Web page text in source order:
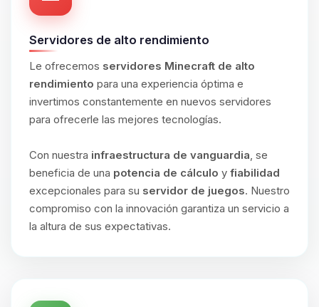
Servidores de alto rendimiento
Le ofrecemos servidores Minecraft de alto
rendimiento para una experiencia óptima e
invertimos constantemente en nuevos servidores
para ofrecerle las mejores tecnologías.
Con nuestra infraestructura de vanguardia, se
beneficia de una potencia de cálculo y fiabilidad
excepcionales para su servidor de juegos. Nuestro
compromiso con la innovación garantiza un servicio a
la altura de sus expectativas.